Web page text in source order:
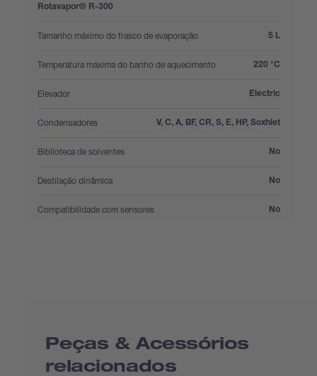
Rotavapor® R-300
Tamanho máximo do frasco de evaporação
: 5 L
Temperatura máxima do banho de aquecimento
: 220 °C
Elevador
: Electric
Condensadores
: V, C, A, BF, CR, S, E, HP, Soxhlet
Biblioteca de solventes
: No
Destilação dinâmica
: No
Compatibilidade com sensores
: No
Peças & Acessórios
relacionados